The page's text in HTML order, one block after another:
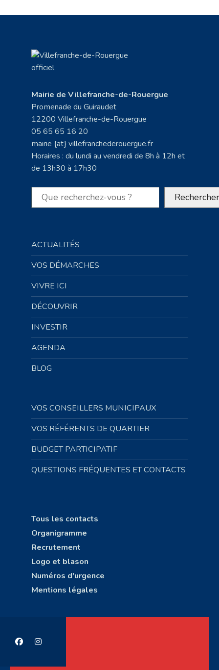
Mairie de Villefranche-de-Rouergue
Promenade du Guiraudet
12200 Villefranche-de-Rouergue
05 65 65 16 20
mairie {at} villefranchederouergue.fr
Horaires : du lundi au vendredi de 8h à 12h et
de 13h30 à 17h30
Rechercher Rechercher
ACTUALITÉS
VOS DÉMARCHES
VIVRE ICI
DÉCOUVRIR
INVESTIR
AGENDA
BLOG
VOS CONSEILLERS MUNICIPAUX
VOS RÉFÉRENTS DE QUARTIER
BUDGET PARTICIPATIF
QUESTIONS FRÉQUENTES ET CONTACTS
Tous les contacts
Organigramme
Recrutement
Logo et blason
Numéros d'urgence
Mentions légales